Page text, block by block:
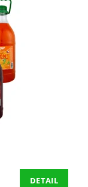
DETAIL